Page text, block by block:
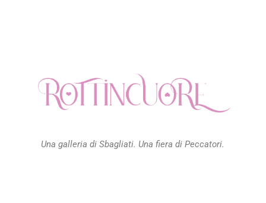
Una galleria di Sbagliati. Una fiera di Peccatori.